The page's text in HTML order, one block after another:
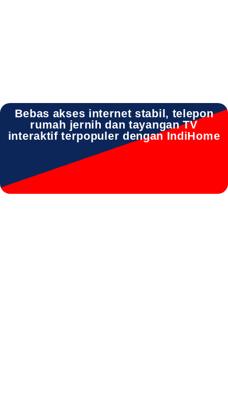
Bebas akses internet stabil, telepon
rumah jernih dan tayangan TV
interaktif terpopuler dengan IndiHome